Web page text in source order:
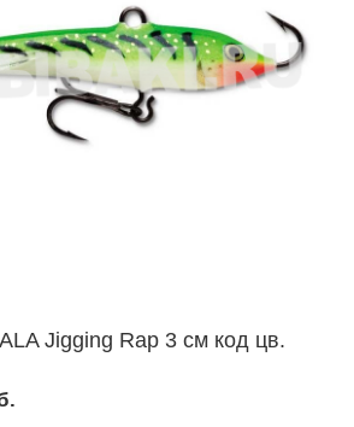
Jigging Rap 3 см код цв.